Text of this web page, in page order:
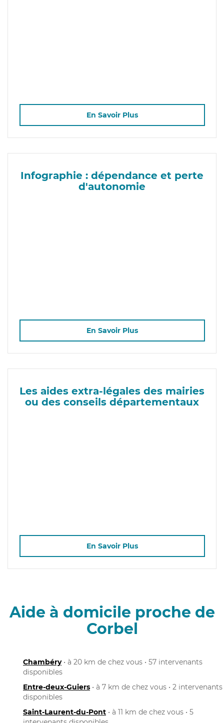
En Savoir Plus
Infographie : dépendance et perte
d'autonomie
En Savoir Plus
Les aides extra-légales des mairies
ou des conseils départementaux
En Savoir Plus
Aide à domicile proche de
Corbel
Chambéry• à 20 km de chez vous • 57 intervenants
disponibles
Entre-deux-Guiers • à 7 km de chez vous • 2 intervenants
disponibles
Saint-Laurent-du-Pont • à 11 km de chez vous • 5